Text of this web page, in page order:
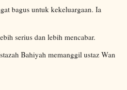
bagus untuk kekeluargaan. Ia
serius dan lebih mencabar.
Bahiyah memanggil ustaz Wan